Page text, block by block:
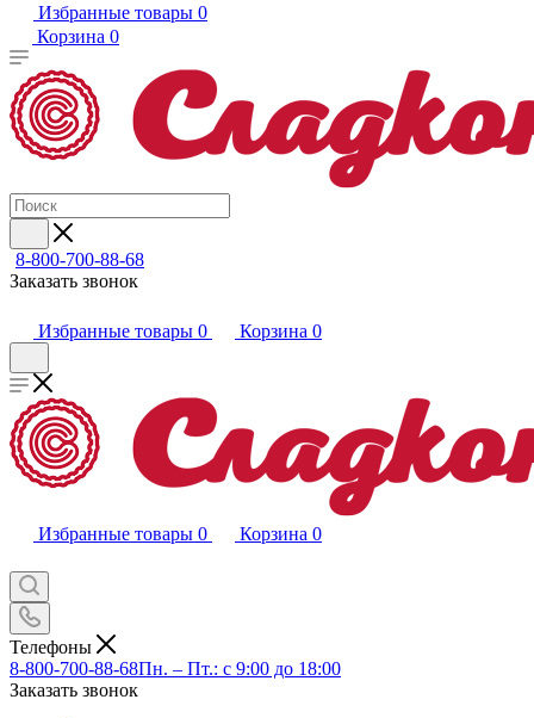
Избранные товары 0
Корзина 0
8-800-700-88-68
Заказать звонок
Избранные товары 0 Корзина 0
Избранные товары 0 Корзина 0
Телефоны
8-800-700-88-68Пн. – Пт.: с 9:00 до 18:00
Заказать звонок